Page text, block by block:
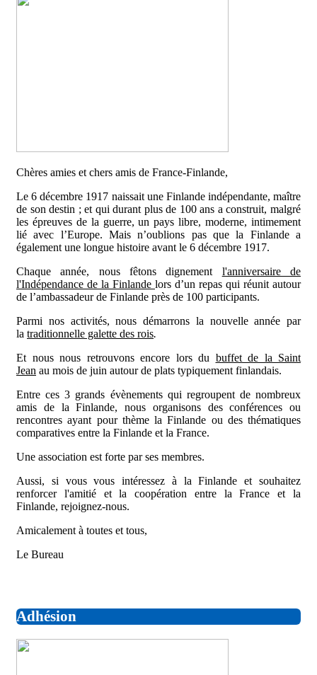
Chères amies et chers amis de France-Finlande,
Le 6 décembre 1917 naissait une Finlande indépendante, maître
de son destin ; et qui durant plus de 100 ans a construit, malgré
les épreuves de la guerre, un pays libre, moderne, intimement
lié avec l’Europe. Mais n’oublions pas que la Finlande a
également une longue histoire avant le 6 décembre 1917.
Chaque année, nous fêtons dignement l'anniversaire de
l'Indépendance de la Finlande lors d’un repas qui réunit autour
de l’ambassadeur de Finlande près de 100 participants.
Parmi nos activités, nous démarrons la nouvelle année par
la traditionnelle galette des rois.
Et nous nous retrouvons encore lors du buffet de la Saint
Jean au mois de juin autour de plats typiquement finlandais.
Entre ces 3 grands évènements qui regroupent de nombreux
amis de la Finlande, nous organisons des conférences ou
rencontres ayant pour thème la Finlande ou des thématiques
comparatives entre la Finlande et la France.
Une association est forte par ses membres.
Aussi, si vous vous intéressez à la Finlande et souhaitez
renforcer l'amitié et la coopération entre la France et la
Finlande, rejoignez-nous.
Amicalement à toutes et tous,
Le Bureau
Adhésion